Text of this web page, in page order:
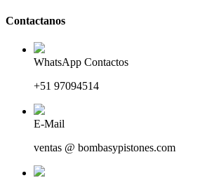
Contactanos
WhatsApp Contactos
+51 97094514
E-Mail
ventas @ bombasypistones.com